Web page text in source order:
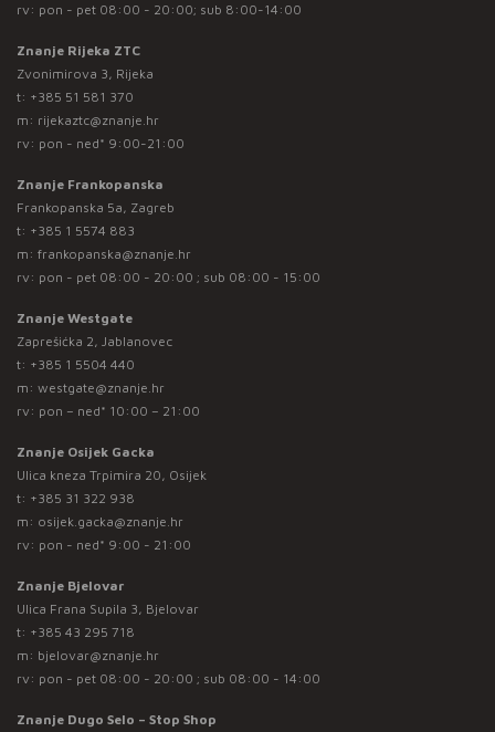
rv: pon - pet 08:00 - 20:00; sub 8:00-14:00
Znanje Rijeka ZTC
Zvonimirova 3, Rijeka
t: +385 51 581 370
m: rijekaztc@znanje.hr
rv: pon - ned* 9:00-21:00
Znanje Frankopanska
Frankopanska 5a, Zagreb
t: +385 1 5574 883
m: frankopanska@znanje.hr
rv: pon - pet 08:00 - 20:00 ; sub 08:00 - 15:00
Znanje Westgate
Zaprešićka 2, Jablanovec
t: +385 1 5504 440
m: westgate@znanje.hr
rv: pon – ned* 10:00 – 21:00
Znanje Osijek Gacka
Ulica kneza Trpimira 20, Osijek
t: +385 31 322 938
m: osijek.gacka@znanje.hr
rv: pon - ned* 9:00 - 21:00
Znanje Bjelovar
Ulica Frana Supila 3, Bjelovar
t: +385 43 295 718
m: bjelovar@znanje.hr
rv: pon - pet 08:00 - 20:00 ; sub 08:00 - 14:00
Znanje Dugo Selo – Stop Shop